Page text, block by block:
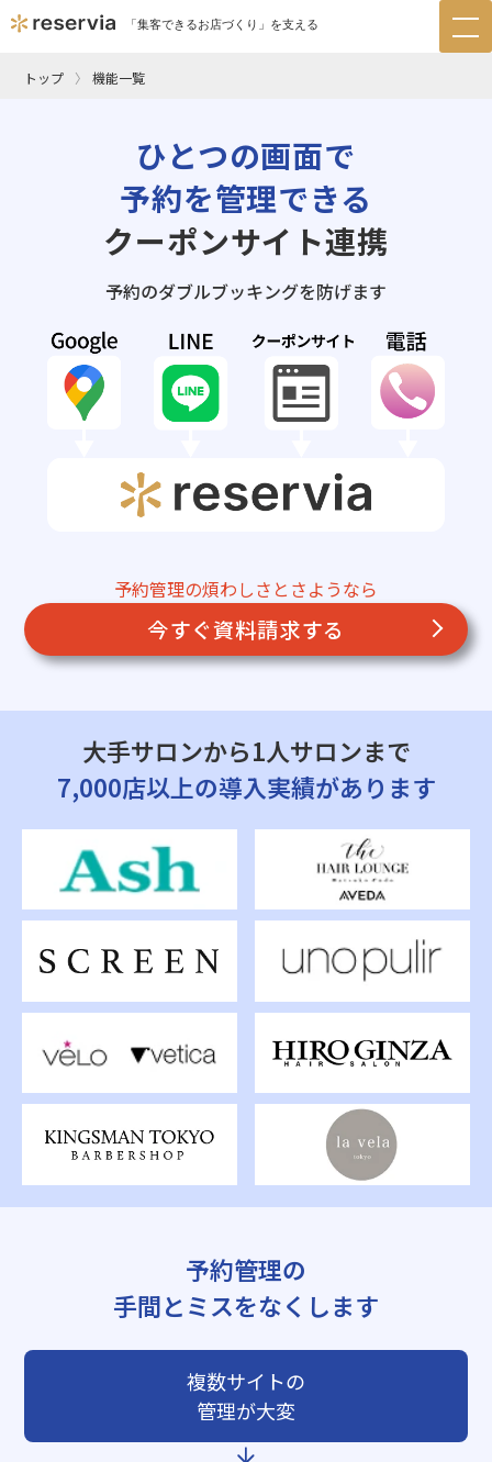
「集客できるお店づくり」を支える
トップ 機能一覧
ひとつの画面で
予約を管理できる
クーポンサイト連携
予約のダブルブッキングを防げます
予約管理の煩わしさとさようなら
今すぐ資料請求する
大手サロンから1人サロンまで
7,000店以上の導入実績があります
予約管理の
手間とミスをなくします
複数サイトの
管理が大変